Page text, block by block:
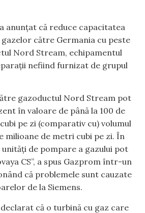
anunțat că reduce capacitatea
către Germania cu peste
Nord Stream, echipamentul
nefiind furnizat de grupul
gazoductul Nord Stream pot
în valoare de până la 100 de
pe zi (comparativ cu) volumul
milioane de metri cubi pe zi. În
de pompare a gazului pot
CS”, a spus Gazprom într-un
că problemele sunt cauzate
de la Siemens.
că o turbină cu gaz care